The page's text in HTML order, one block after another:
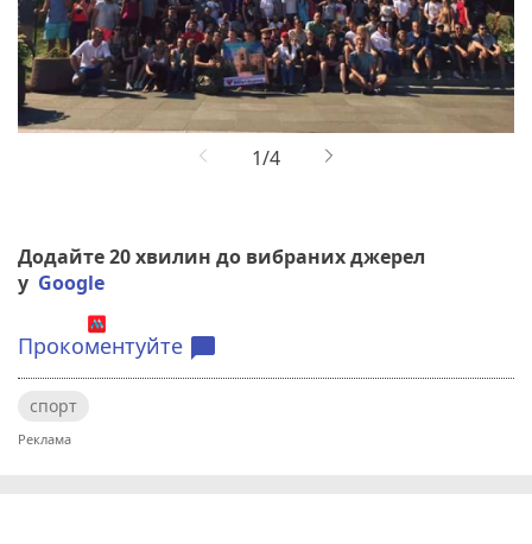
Додайте 20 хвилин до вибраних джерел
у Google
Прокоментуйте chat_bubble
спорт